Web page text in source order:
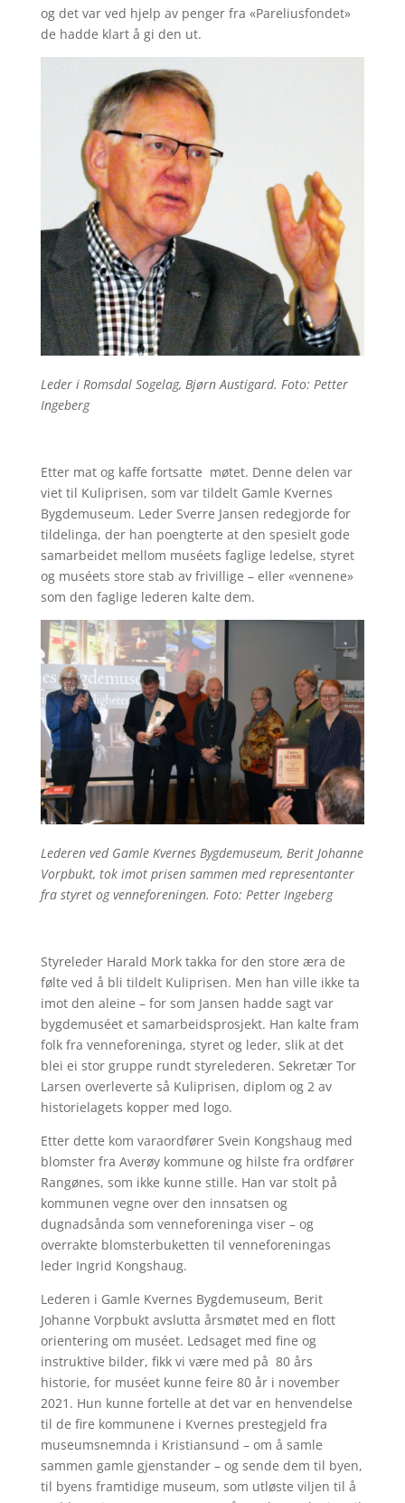
og det var ved hjelp av penger fra «Pareliusfondet»
de hadde klart å gi den ut.
Leder i Romsdal Sogelag, Bjørn Austigard. Foto: Petter
Ingeberg
Etter mat og kaffe fortsatte møtet. Denne delen var
viet til Kuliprisen, som var tildelt Gamle Kvernes
Bygdemuseum. Leder Sverre Jansen redegjorde for
tildelinga, der han poengterte at den spesielt gode
samarbeidet mellom muséets faglige ledelse, styret
og muséets store stab av frivillige – eller «vennene»
som den faglige lederen kalte dem.
Lederen ved Gamle Kvernes Bygdemuseum, Berit Johanne
Vorpbukt, tok imot prisen sammen med representanter
fra styret og venneforeningen. Foto: Petter Ingeberg
Styreleder Harald Mork takka for den store æra de
følte ved å bli tildelt Kuliprisen. Men han ville ikke ta
imot den aleine – for som Jansen hadde sagt var
bygdemuséet et samarbeidsprosjekt. Han kalte fram
folk fra venneforeninga, styret og leder, slik at det
blei ei stor gruppe rundt styrelederen. Sekretær Tor
Larsen overleverte så Kuliprisen, diplom og 2 av
historielagets kopper med logo.
Etter dette kom varaordfører Svein Kongshaug med
blomster fra Averøy kommune og hilste fra ordfører
Rangønes, som ikke kunne stille. Han var stolt på
kommunen vegne over den innsatsen og
dugnadsånda som venneforeninga viser – og
overrakte blomsterbuketten til venneforeningas
leder Ingrid Kongshaug.
Lederen i Gamle Kvernes Bygdemuseum, Berit
Johanne Vorpbukt avslutta årsmøtet med en flott
orientering om muséet. Ledsaget med fine og
instruktive bilder, fikk vi være med på 80 års
historie, for muséet kunne feire 80 år i november
2021. Hun kunne fortelle at det var en henvendelse
til de fire kommunene i Kvernes prestegjeld fra
museumsnemnda i Kristiansund – om å samle
sammen gamle gjenstander – og sende dem til byen,
til byens framtidige museum, som utløste viljen til å